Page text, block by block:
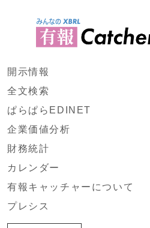
開示情報
全文検索
ぱらぱらEDINET
企業価値分析
財務統計
カレンダー
有報キャッチャーについて
プレシス